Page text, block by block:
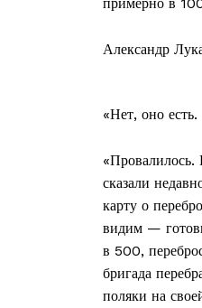
Александр
«Нет, оно
сказали
карту о
видим —
в 500,
бригада
поляки на